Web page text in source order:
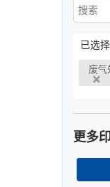
已选择
废气
更多